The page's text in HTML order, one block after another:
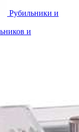
Рубильники и
и